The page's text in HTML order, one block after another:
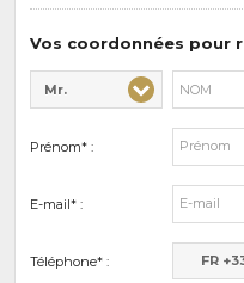
Vos coordonnées pour
Civilité* :
Mr.
Nom* :
Prénom* :
E-mail* :
Téléphone* : FR